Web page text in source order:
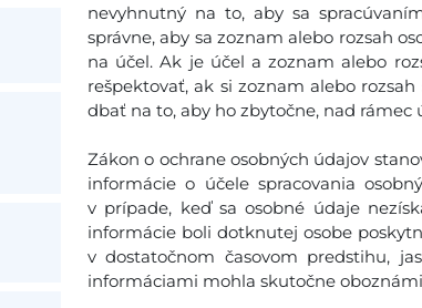
nevyhnutný na to, aby sa
správne, aby sa zoznam alebo rozsah
na účel. Ak je účel a zoznam alebo
rešpektovať, ak si zoznam alebo
dbať na to, aby ho zbytočne, nad rámec
Zákon o ochrane osobných údajov
informácie o účele spracovania
v prípade, keď sa osobné údaje
informácie boli dotknutej osobe
v dostatočnom časovom predstihu,
informáciami mohla skutočne